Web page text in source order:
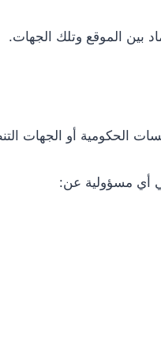
بين الموقع وتلك الجهات.
الحكومية أو الجهات
أي مسؤولية عن: